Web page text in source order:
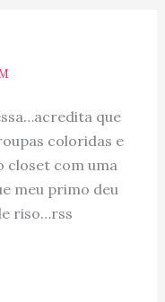
que
coloridas e
closet com uma
meu primo deu
riso…rss